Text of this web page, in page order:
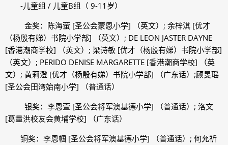
-儿童组 / 儿童B组（ 9-11岁）
金奖：陈海萤 [圣公会蒙恩小学] （英文）; 余梓淇 [优才
（杨殷有娣）书院小学部] （英文）; DE LEON JASTER DAYNE
[香港潮商学校] （英文）; 梁诗敏 [优才（杨殷有娣）书院小学部]
（英文）; PERIDO DENISE MARGARETTE [香港潮商学校] （英
文）; 黄莉澄 [优才（杨殷有娣）书院小学部] （广东话）;顾旻瑶
[圣公会田湾始南小学] （普通话）
银奖：李恩萱 [圣公会将军澳基德小学] （普通话）; 洛文
[葛量洪校友会黄埔学校] （广东话）
铜奖：李恩帼 [圣公会将军澳基德小学] （普通话）; 何允祈